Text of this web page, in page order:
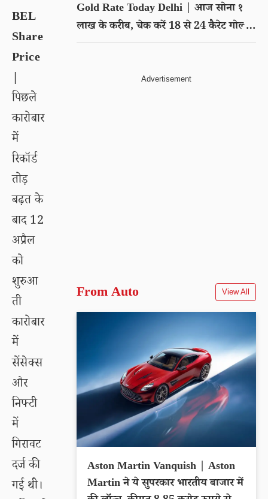
BEL
Share
Price
|
पिछले
कारोबार
में
रिकॉर्ड
तोड़
बढ़त के
बाद 12
अप्रैल
को
शुरुआ
ती
कारोबार
में
सेंसेक्स
और
निफ्टी
में
गिरावट
दर्ज की
गई थी।
Gold Rate Today Delhi | आज सोना १
लाख के करीब, चेक करें 18 से 24 कैरेट गोल्ड
का रेट
From Auto View All
Aston Martin Vanquish | Aston
Martin ने ये सुपरकार भारतीय बाजार में